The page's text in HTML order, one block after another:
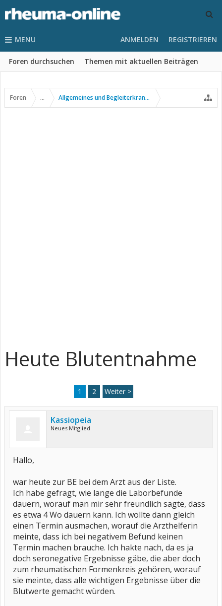
MENU
Foren durchsuchen Themen mit aktuellen Beiträgen
ANMELDEN REGISTRIEREN
Foren ... Allgemeines und Begleiterkrankungen
Heute Blutentnahme
1 2 Weiter >
Kassiopeia
Neues Mitglied
Hallo,
war heute zur BE bei dem Arzt aus der Liste.
Ich habe gefragt, wie lange die Laborbefunde
dauern, worauf man mir sehr freundlich sagte, dass
es etwa 4 Wo dauern kann. Ich wollte dann gleich
einen Termin ausmachen, worauf die Arzthelferin
meinte, dass ich bei negativem Befund keinen
Termin machen brauche. Ich hakte nach, da es ja
doch seronegative Ergebnisse gäbe, die aber doch
zum rheumatischen Formenkreis gehören, worauf
sie meinte, dass alle wichtigen Ergebnisse über die
Blutwerte gemacht würden.